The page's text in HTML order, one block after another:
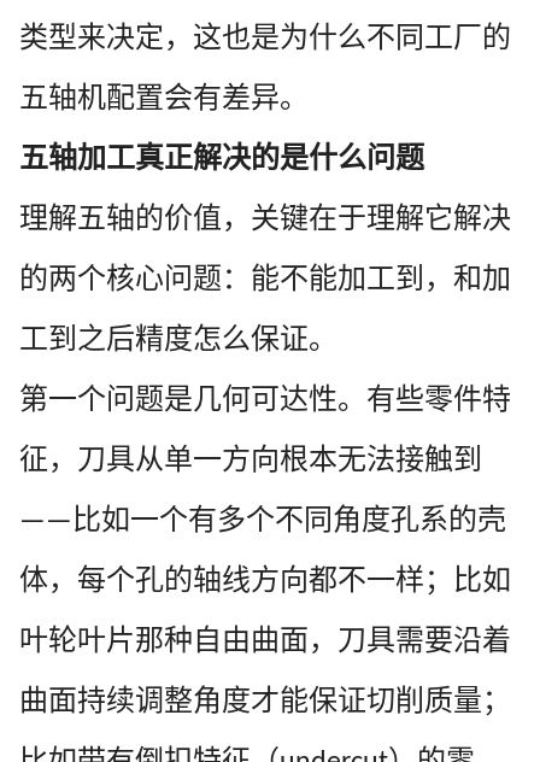
类型来决定，这也是为什么不同工厂的
五轴机配置会有差异。
五轴加工真正解决的是什么问题
理解五轴的价值，关键在于理解它解决
的两个核心问题：能不能加工到，和加
工到之后精度怎么保证。
第一个问题是几何可达性。有些零件特
征，刀具从单一方向根本无法接触到
—— 比如一个有多个不同角度孔系的壳
体，每个孔的轴线方向都不一样；比如
叶轮叶片那种自由曲面，刀具需要沿着
曲面持续调整角度才能保证切削质量；